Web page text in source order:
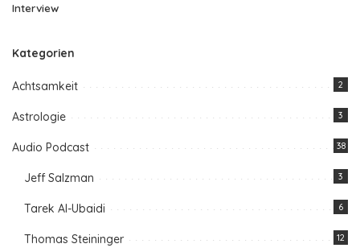
Interview
Kategorien
Achtsamkeit 2
Astrologie 3
Audio Podcast 38
Jeff Salzman 3
Tarek Al-Ubaidi 6
Thomas Steininger 12